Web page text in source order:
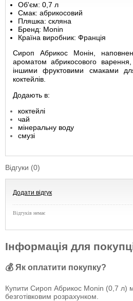
Об'єм: 0,7 л
Смак: абрикосовий
Пляшка: скляна
Бренд: Monin
Країна виробник: Франція
Сироп Абрикос Монін,
ароматом абрикосового варення,
іншими фруктовими смаками
коктейлів.
Додають в:
коктейлі
чай
мінеральну воду
смузі
Відгуки (0)
Додати відгук
Відгуків немає
Інформація для
💰 Як оплатити покупку?
Купити Сироп Абрикос Monin (0,7 л)
безготівковим розрахунком.